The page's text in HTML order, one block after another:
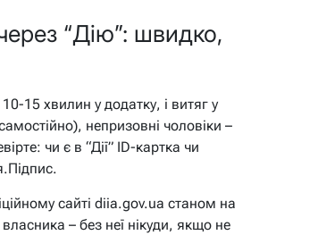
“Дію”: швидко,
15 хвилин у додатку, і витяг у
непризовні чоловіки –
чи є в “Дії” ID-картка чи
сайті diia.gov.ua станом на
– без неї нікуди, якщо не